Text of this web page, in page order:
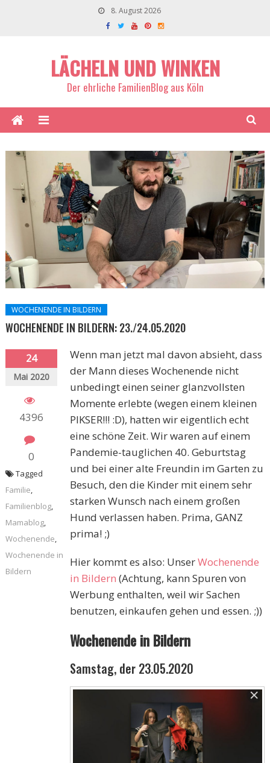
8. August 2026
LÄCHELN UND WINKEN
Der ehrliche FamilienBlog aus Köln
WOCHENENDE IN BILDERN
WOCHENENDE IN BILDERN: 23./24.05.2020
24
Mai 2020
4396
0
Wenn man jetzt mal davon absieht, dass
der Mann dieses Wochenende nicht
unbedingt einen seiner glanzvollsten
Momente erlebte (wegen einem kleinen
PIKSER!!! :D), hatten wir eigentlich echt
eine schöne Zeit. Wir waren auf einem
Pandemie-tauglichen 40. Geburtstag
und bei einer alte Freundin im Garten zu
Besuch, den die Kinder mit einem sehr
starken Wunsch nach einem großen
Hund verlassen haben. Prima, GANZ
prima! ;)
Hier kommt es also: UnserWochenende
in Bildern (Achtung, kann Spuren von
Werbung enthalten, weil wir Sachen
benutzen, einkaufen gehen und essen. ;))
Wochenende in Bildern
Samstag, der 23.05.2020
Tagged
Familie,
Familienblog,
Mamablog,
Wochenende,
Wochenende in
Bildern